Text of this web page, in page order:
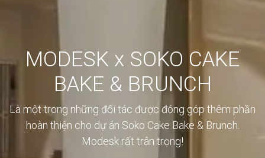
MODESK x SOKO CAKE
BAKE & BRUNCH
Là một trong những đối tác được đóng góp thêm phần
hoàn thiện cho dự án Soko Cake Bake & Brunch.
Modesk rất trân trọng!